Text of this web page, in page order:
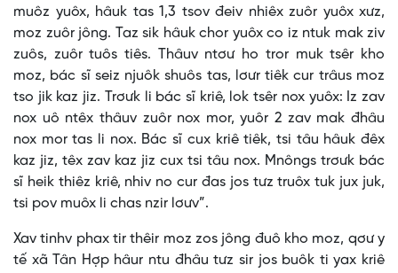
muôz yuôx, hâuk tas 1,3 tsov đeiv nhiêx zuôr yuôx xưz,
moz zuôr jông. Taz sik hâuk chor yuôx co iz ntuk mak ziv
zuôs, zuôr tuôs tiês. Thâuv ntơư ho tror muk tsêr kho
moz, bác sĩ seiz njuôk shuôs tas, lơưr tiêk cur trâus moz
tso jik kaz jiz. Trơưk li bác sĩ kriê, lok tsêr nox yuôx: Iz zav
nox uô ntêx thâuv zuôr nox mor, yuôr 2 zav mak đhâu
nox mor tas li nox. Bác sĩ cux kriê tiêk, tsi tâu hâuk đêx
kaz jiz, têx zav kaz jiz cux tsi tâu nox. Mnôngs trơưk bác
sĩ heik thiêz kriê, nhiv no cur đas jos tưz truôx tuk jux juk,
tsi pov muôx li chas nzir lơưv”.
Xav tinhv phax tir thêir moz zos jông đuô kho moz, qơư y
tế xã Tân Hợp hâur ntu đhâu tưz sir jos buôk ti yax kriê